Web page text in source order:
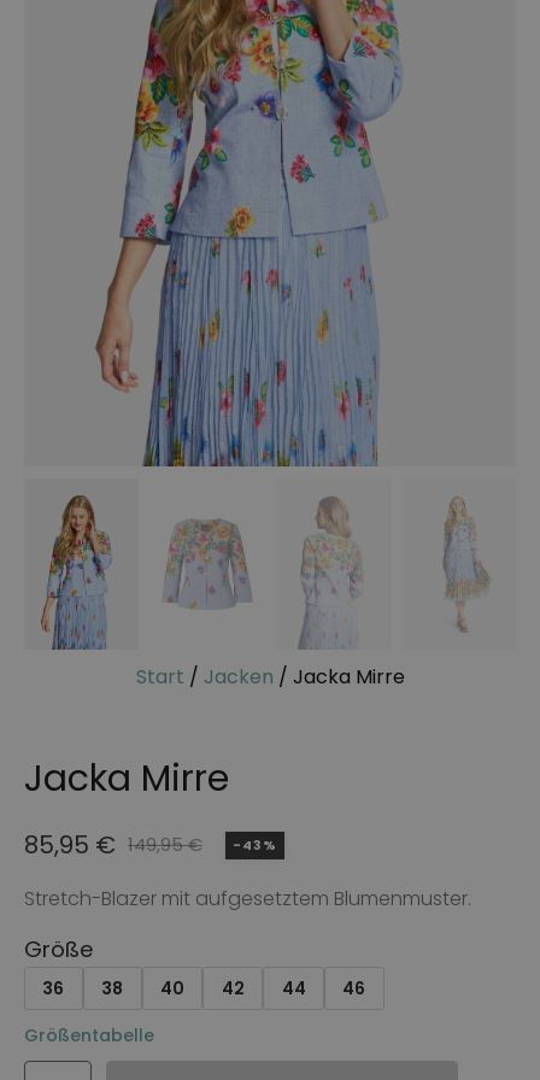
Start / Jacken / Jacka Mirre
Jacka Mirre
149,95€
Ursprünglicher
Preis
war:
149,95 €
85,95 €
Aktueller
Preis
ist:
85,95 €.
-43%
Stretch-Blazer mit aufgesetztem Blumenmuster.
Größe
36 38 40 42 44
46
Größentabelle